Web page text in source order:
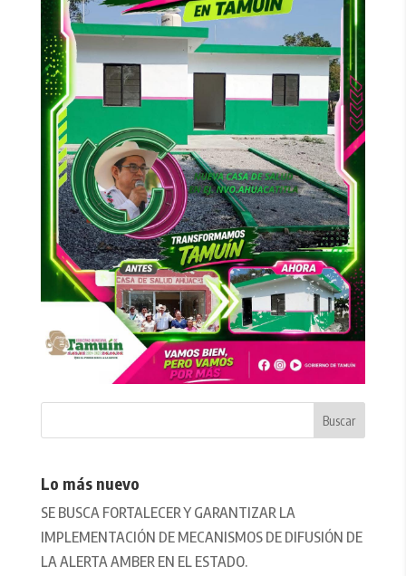
Lo más nuevo
SE BUSCA FORTALECER Y GARANTIZAR LA
IMPLEMENTACIÓN DE MECANISMOS DE DIFUSIÓN DE
LA ALERTA AMBER EN EL ESTADO.